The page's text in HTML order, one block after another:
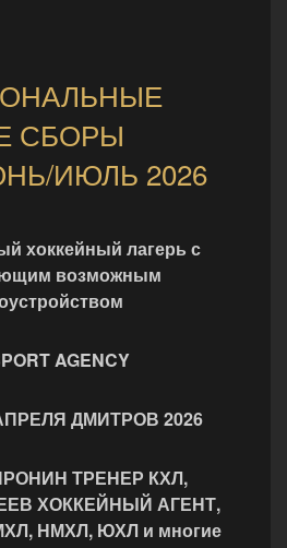
СБОРЫ
ИЮЛЬ 2026
хоккейный лагерь с
возможным
AGENCY
АПРЕЛЯ ДМИТРОВ 2026
ТРЕНЕР КХЛ,
ХОККЕЙНЫЙ АГЕНТ,
НМХЛ, ЮХЛ и многие